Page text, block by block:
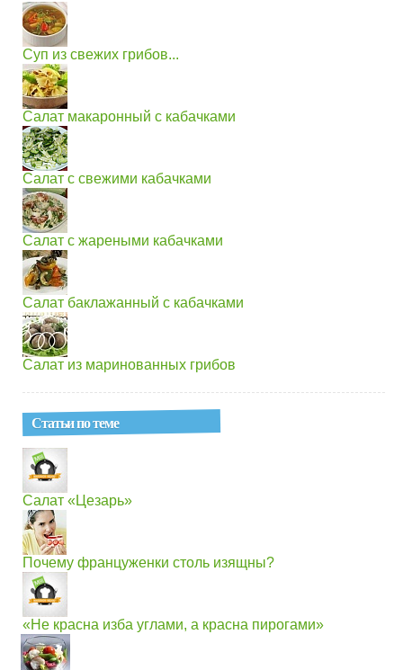
Суп из свежих грибов...
Салат макаронный с кабачками
Салат с свежими кабачками
Салат с жареными кабачками
Салат баклажанный с кабачками
Салат из маринованных грибов
Статьи по теме
Салат «Цезарь»
Почему француженки столь изящны?
«Не красна изба углами, а красна пирогами»